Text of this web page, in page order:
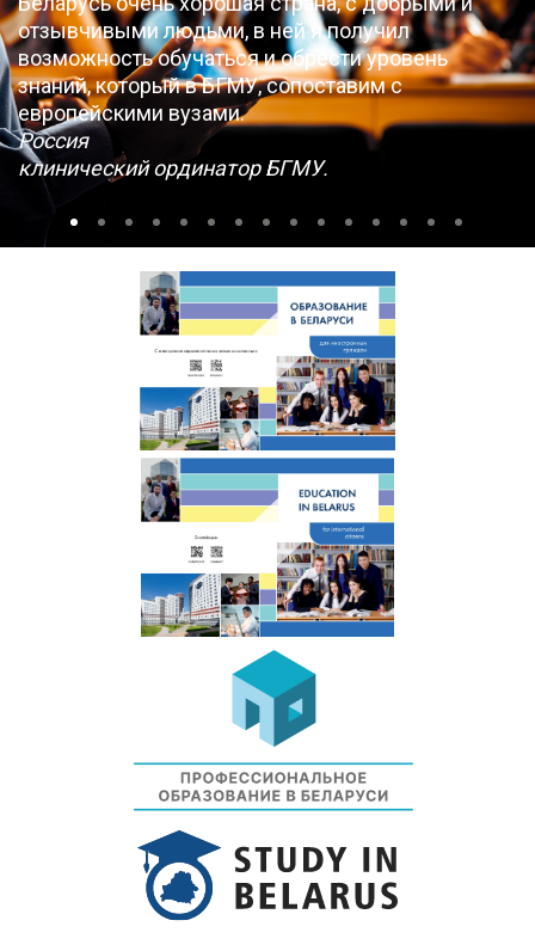
отзывчивыми людьми, в ней я получил
возможность обучаться и обрести уровень
знаний, который в БГМУ, сопоставим с
европейскими вузами.
Россия
клинический ординатор БГМУ.